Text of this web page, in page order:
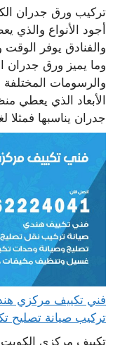
تركيب ورق جدران
أجود الأنواع والذي
والفنادق يوفر الوقت
وما يميز ورق جدران
والرسومات المختلفة
الأبعاد الذي يعطي
جدران يناسبها
تركيب صيانة تصليح
تكييف مركزي